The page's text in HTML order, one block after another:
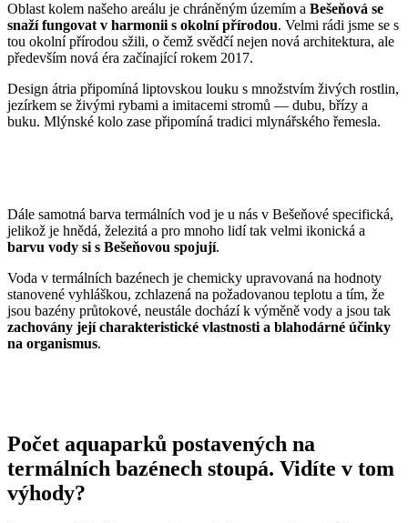
Oblast kolem našeho areálu je chráněným územím a Bešeňová se
snaží fungovat v harmonii s okolní přírodou. Velmi rádi jsme se s
tou okolní přírodou sžili, o čemž svědčí nejen nová architektura, ale
především nová éra začínající rokem 2017.
Design átria připomíná liptovskou louku s množstvím živých rostlin,
jezírkem se živými rybami a imitacemi stromů — dubu, břízy a
buku. Mlýnské kolo zase připomíná tradici mlynářského řemesla.
Dále samotná barva termálních vod je u nás v Bešeňové specifická,
jelikož je hnědá, železitá a pro mnoho lidí tak velmi ikonická a
barvu vody si s Bešeňovou spojují.
Voda v termálních bazénech je chemicky upravovaná na hodnoty
stanovené vyhláškou, zchlazená na požadovanou teplotu a tím, že
jsou bazény průtokové, neustále dochází k výměně vody a jsou tak
zachovány její charakteristické vlastnosti a blahodárné účinky
na organismus.
Počet aquaparků postavených na
termálních bazénech stoupá. Vidíte v tom
výhody?